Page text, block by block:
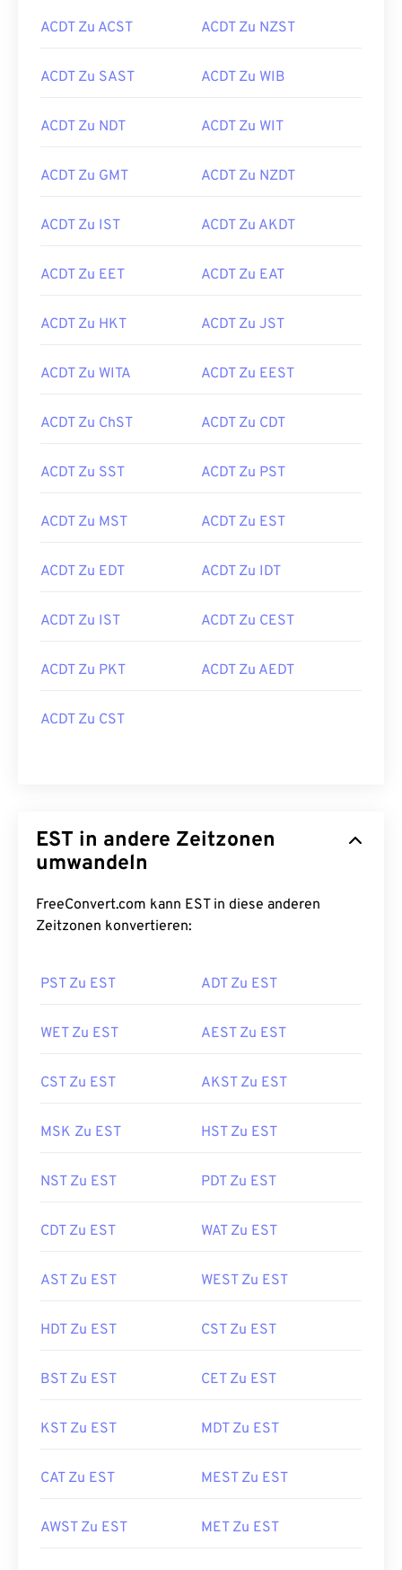
ACDT Zu ACST ACDT Zu NZST
ACDT Zu SAST ACDT Zu WIB
ACDT Zu NDT ACDT Zu WIT
ACDT Zu GMT ACDT Zu NZDT
ACDT Zu IST ACDT Zu AKDT
ACDT Zu EET ACDT Zu EAT
ACDT Zu HKT ACDT Zu JST
ACDT Zu WITA ACDT Zu EEST
ACDT Zu ChST ACDT Zu CDT
ACDT Zu SST ACDT Zu PST
ACDT Zu MST ACDT Zu EST
ACDT Zu EDT ACDT Zu IDT
ACDT Zu IST ACDT Zu CEST
ACDT Zu PKT ACDT Zu AEDT
ACDT Zu CST
EST in andere Zeitzonen
umwandeln
FreeConvert.com kann EST in diese anderen
Zeitzonen konvertieren:
PST Zu EST ADT Zu EST
WET Zu EST AEST Zu EST
CST Zu EST AKST Zu EST
MSK Zu EST HST Zu EST
NST Zu EST PDT Zu EST
CDT Zu EST WAT Zu EST
AST Zu EST WEST Zu EST
HDT Zu EST CST Zu EST
BST Zu EST CET Zu EST
KST Zu EST MDT Zu EST
CAT Zu EST MEST Zu EST
AWST Zu EST MET Zu EST